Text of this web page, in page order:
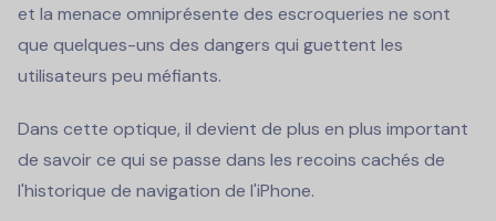
et la menace omniprésente des escroqueries ne sont
que quelques-uns des dangers qui guettent les
utilisateurs peu méfiants.
Dans cette optique, il devient de plus en plus important
de savoir ce qui se passe dans les recoins cachés de
l'historique de navigation de l'iPhone.